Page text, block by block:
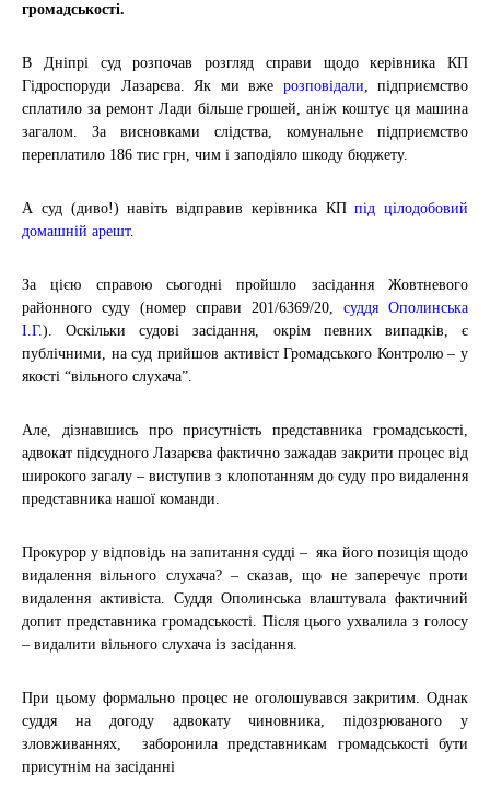
громадськості.
В Дніпрі суд розпочав розгляд справи щодо керівника КП
Гідроспоруди Лазарєва. Як ми вже розповідали, підприємство
сплатило за ремонт Лади більше грошей, аніж коштує ця машина
загалом. За висновками слідства, комунальне підприємство
переплатило 186 тис грн, чим і заподіяло шкоду бюджету.
А суд (диво!) навіть відправив керівника КПпід цілодобовий
домашній арешт.
За цією справою сьогодні пройшло засідання Жовтневого
районного суду (номер справи 201/6369/20, cуддя Ополинська
І.Г.). Оскільки судові засідання, окрім певних випадків, є
публічними, на суд прийшов активіст Громадського Контролю – у
якості “вільного слухача”.
Але, дізнавшись про присутність представника громадськості,
адвокат підсудного Лазарєва фактично зажадав закрити процес від
широкого загалу – виступив з клопотанням до суду про видалення
представника нашої команди.
Прокурор у відповідь на запитання судді – яка його позиція щодо
видалення вільного слухача? – сказав, що не заперечує проти
видалення активіста. Суддя Ополинська влаштувала фактичний
допит представника громадськості. Після цього ухвалила з голосу
– видалити вільного слухача із засідання.
При цьому формально процес не оголошувався закритим. Однак
суддя на догоду адвокату чиновника, підозрюваного у
зловживаннях, заборонила представникам громадськості бути
присутнім на засіданні